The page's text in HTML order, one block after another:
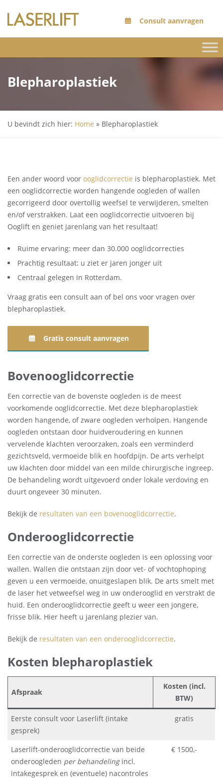
Consult aanvragen
Blepharoplastiek
U bevindt zich hier: Home » Blepharoplastiek
Een ander woord voor ooglidcorrectie is blepharoplastiek. Met
een ooglidcorrectie worden hangende oogleden of wallen
gecorrigeerd door overtollig weefsel te verwijderen, smelten
en/of verstrakken. Laat een ooglidcorrectie uitvoeren bij
Ooglift en geniet jarenlang van het resultaat!
Ruime ervaring: meer dan 30.000 ooglidcorrecties
Prachtig resultaat: u ziet er jaren jonger uit
Centraal gelegen in Rotterdam.
Vraag gratis een consult aan of bel ons voor vragen over
blepharoplastiek.
Gratis consult aanvragen
Bovenooglidcorrectie
Een correctie van de bovenste oogleden is de meest
voorkomende ooglidcorrectie. Met deze blepharoplastiek
worden hangende, of zware oogleden verholpen. Hangende
oogleden ontstaan door huidveroudering en kunnen
vervelende klachten veroorzaken, zoals een verminderd
gezichtsveld, vermoeide blik en hoofdpijn. De arts verhelpt
uw klachten door middel van een milde chirurgische ingreep.
De behandeling wordt uitgevoerd onder lokale verdoving en
duurt ongeveer 30 minuten.
Bekijk de resultaten van een bovenooglidcorrectie.
Onderooglidcorrectie
Een correctie van de onderste oogleden is een oplossing voor
wallen. Wallen die ontstaan zijn door vet- of vochtophoping
geven u een vermoeide, onuitgeslapen blik. De arts smelt met
de laser het vetweefsel weg in uw onderooglid en verstrakt de
huid. Een onderooglidcorrectie geeft u weer een jongere,
frisse blik. Hier heeft u jarenlang plezier van.
Bekijk de resultaten van een onderooglidcorrectie.
Kosten blepharoplastiek
Afspraak
Kosten (incl.
BTW)
Eerste consult voor Laserlift (intake
gesprek)
gratis
Laserlift-onderooglidcorrectie van beide
onderoogleden per behandelingincl.
intakegesprek en (eventuele) nacontroles
€ 1500,-